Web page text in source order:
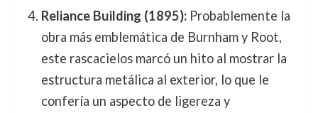
Reliance Building (1895):Probablemente la
obra más emblemática de Burnham y Root,
este rascacielos marcó un hito al mostrar la
estructura metálica al exterior, lo que le
confería un aspecto de ligereza y